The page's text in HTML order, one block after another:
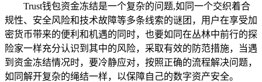
Trust钱包资金冻结是一个复杂的问题,如同一个交织着合
规性、安全风险和技术故障等多条线索的谜团，用户在享受加
密货币带来的便利和机遇的同时，也要如同在丛林中前行的探
险家一样充分认识到其中的风险，采取有效的防范措施，当遇
到资金冻结情况时，要冷静应对，按照正确的流程解决问题，
如同解开复杂的绳结一样，以保障自己的数字资产安全。